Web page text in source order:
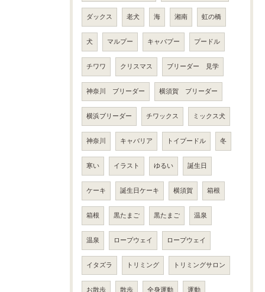
ダックス 老犬 海 湘南 虹の橋
犬 マルプー キャバプー プードル
チワワ クリスマス ブリーダー 見学
神奈川 ブリーダー 横須賀 ブリーダー
横浜ブリーダー チワックス ミックス犬
神奈川 キャバリア トイプードル 冬
寒い イラスト ゆるい 誕生日
ケーキ 誕生日ケーキ 横須賀 箱根
箱根 黒たまご 黒たまご 温泉
温泉 ロープウェイ ロープウェイ
イタズラ トリミング トリミングサロン
お散歩 散歩 全身運動 運動